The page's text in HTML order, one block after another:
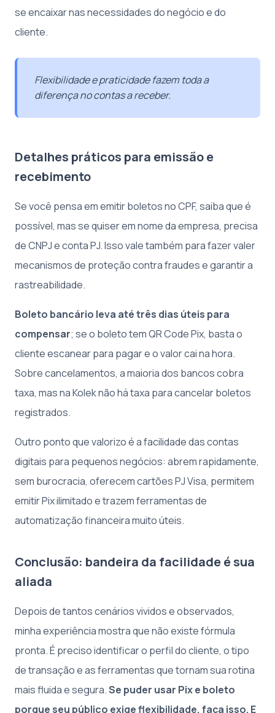
se encaixar nas necessidades do negócio e do
cliente.
Flexibilidade e praticidade fazem toda a
diferença no contas a receber.
Detalhes práticos para emissão e
recebimento
Se você pensa em emitir boletos no CPF, saiba que é
possível, mas se quiser em nome da empresa, precisa
de CNPJ e conta PJ. Isso vale também para fazer valer
mecanismos de proteção contra fraudes e garantir a
rastreabilidade.
Boleto bancário leva até três dias úteis para
compensar; se o boleto tem QR Code Pix, basta o
cliente escanear para pagar e o valor cai na hora.
Sobre cancelamentos, a maioria dos bancos cobra
taxa, mas na Kolek não há taxa para cancelar boletos
registrados.
Outro ponto que valorizo é a facilidade das contas
digitais para pequenos negócios: abrem rapidamente,
sem burocracia, oferecem cartões PJ Visa, permitem
emitir Pix ilimitado e trazem ferramentas de
automatização financeira muito úteis.
Conclusão: bandeira da facilidade é sua
aliada
Depois de tantos cenários vividos e observados,
minha experiência mostra que não existe fórmula
pronta. É preciso identificar o perfil do cliente, o tipo
de transação e as ferramentas que tornam sua rotina
mais fluida e segura.Se puder usar Pix e boleto
porque seu público exige flexibilidade, faça isso. E